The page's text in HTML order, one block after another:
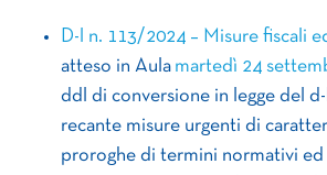
D-l n. 113/2024 – Misure fiscali
atteso in Aula martedì 24
ddl di conversione in legge del
recante misure urgenti di
proroghe di termini normativi